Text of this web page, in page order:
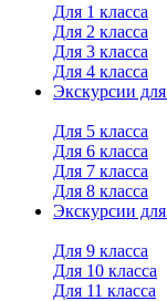
Для 1 класса
Для 2 класса
Для 3 класса
Для 4 класса
Экскурсии
Для 5 класса
Для 6 класса
Для 7 класса
Для 8 класса
Экскурсии
Для 9 класса
Для 10 класса
Для 11 класса